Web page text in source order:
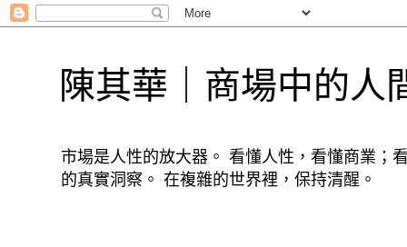
陳其華｜商場中的人
市場是人性的放大器。 看懂人性，看懂商業；
的真實洞察。 在複雜的世界裡，保持清醒。